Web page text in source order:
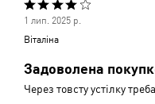
Оцінено
4
5
1 лип. 2025 р.
Віталіна
Задоволена
Через товсту устілку